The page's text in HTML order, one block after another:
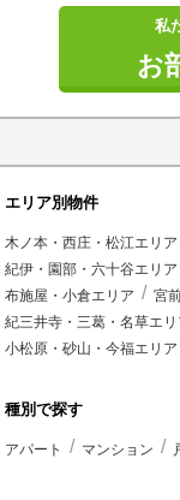
私
お
エリア別物件
木ノ本・西庄・松江エリア
紀伊・園部・六十谷エリア
布施屋・小倉エリア
宮
紀三井寺・三葛・名草エリ
小松原・砂山・今福エリア
種別で探す
アパート マンション